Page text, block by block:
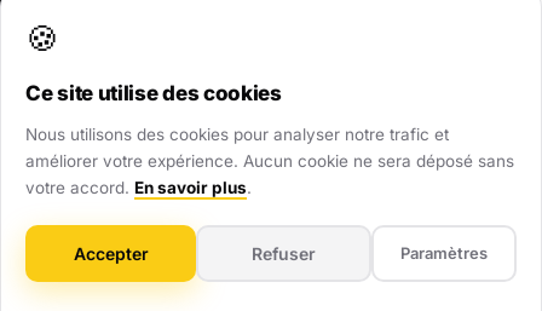
Agence Web Local partout en France•
Toutes nos zones d'intervention•Nos Réalisations•
🍪
Ce site utilise des cookies
Nous utilisons des cookies pour analyser notre trafic et
améliorer votre expérience. Aucun cookie ne sera déposé sans
votre accord. En savoir plus.
Accepter Refuser Paramètres